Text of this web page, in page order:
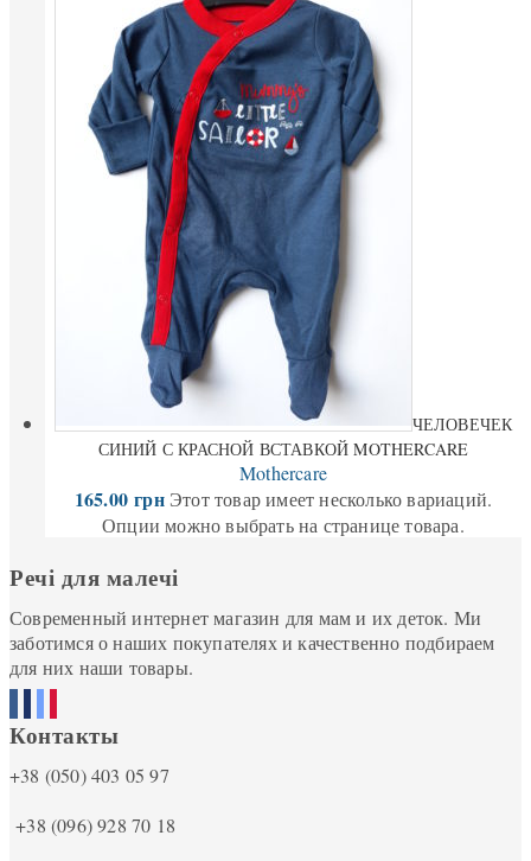
ЧЕЛОВЕЧЕК
СИНИЙ С КРАСНОЙ ВСТАВКОЙ MOTHERCARE
Mothercare
165.00грн Этот товар имеет несколько вариаций.
Опции можно выбрать на странице товара.
Речі для малечі
Современный интернет магазин для мам и их деток. Ми
заботимся о наших покупателях и качественно подбираем
для них наши товары.
Контакты
+38 (050) 403 05 97
+38 (096) 928 70 18